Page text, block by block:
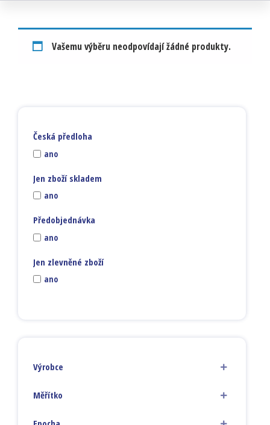
Vašemu výběru neodpovídají žádné produkty.
Česká předloha
ano
Jen zboží skladem
ano
Předobjednávka
ano
Jen zlevněné zboží
ano
Výrobce
Měřítko